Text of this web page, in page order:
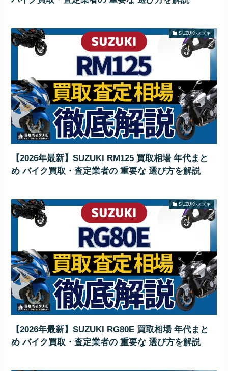
SUZUKI-スズキ
【2026年最新】SUZUKI RM125 買取相場 年代まと
め バイク買取・査定業者の 重要な 選び方を解説
SUZUKI-スズキ
【2026年最新】SUZUKI RG80E 買取相場 年代まと
め バイク買取・査定業者の 重要な 選び方を解説